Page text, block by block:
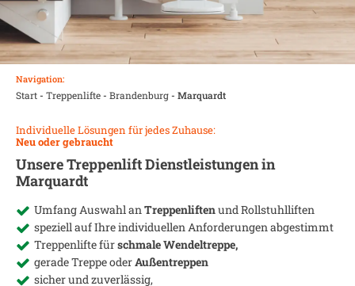
Navigation:
Start- Treppenlifte- Brandenburg- Marquardt
Individuelle Lösungen für jedes Zuhause:
Neu oder gebraucht
Unsere Treppenlift Dienstleistungen in
Marquardt
Umfang Auswahl anTreppenliftenund Rollstuhlliften
speziell auf Ihre individuellen Anforderungen abgestimmt
Treppenlifte fürschmale Wendeltreppe,
gerade Treppe oderAußentreppen
sicher und zuverlässig,